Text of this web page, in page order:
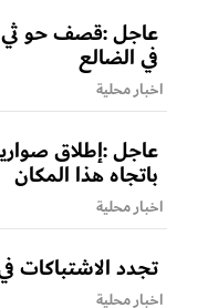
عاجل :قصف حو
في الضالع
اخبار محلية
عاجل :إطلاق
باتجاه هذا المكان
اخبار محلية
تجدد الاشتباكات
اخبار محلية